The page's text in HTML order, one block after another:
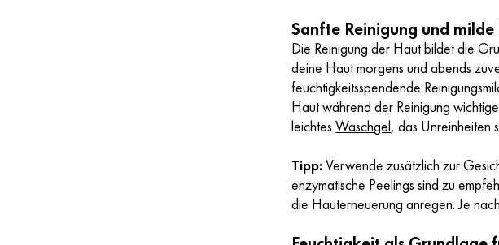
Sanfte Reinigung und milde
Die Reinigung der Haut bildet die
deine Haut morgens und abends
feuchtigkeitsspendende
Haut während der Reinigung
leichtesWaschgel, das Unreinheiten
Tipp:Verwende zusätzlich zur
enzymatische Peelings sind zu
die Hauterneuerung anregen. Je